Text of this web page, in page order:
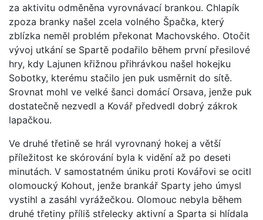
za aktivitu odměněna vyrovnávací brankou. Chlapík
zpoza branky našel zcela volného Špačka, který
zblízka neměl problém překonat Machovského. Otočit
vývoj utkání se Spartě podařilo během první přesilové
hry, kdy Lajunen křižnou přihrávkou našel hokejku
Sobotky, kterému stačilo jen puk usměrnit do sítě.
Srovnat mohl ve velké šanci domácí Orsava, jenže puk
dostatečně nezvedl a Kovář předvedl dobrý zákrok
lapačkou.
Ve druhé třetině se hrál vyrovnaný hokej a větší
příležitost ke skórování byla k vidění až po deseti
minutách. V samostatném úniku proti Kovářovi se ocitl
olomoucký Kohout, jenže brankář Sparty jeho úmysl
vystihl a zasáhl vyrážečkou. Olomouc nebyla během
druhé třetiny příliš střelecky aktivní a Sparta si hlídala